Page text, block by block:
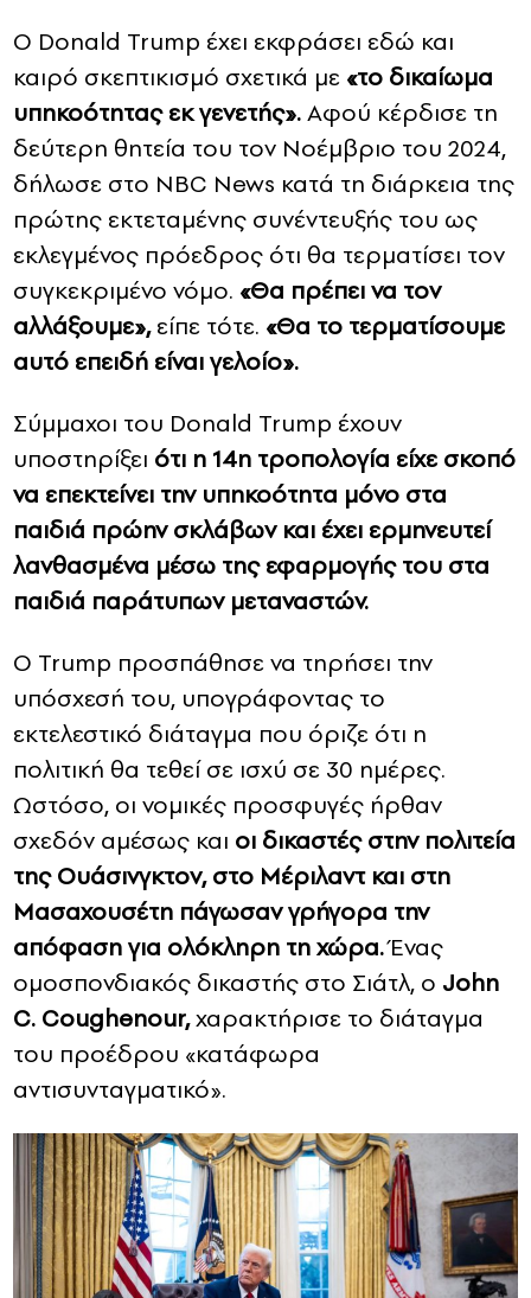
Ο Donald Trump έχει εκφράσει εδώ και
καιρό σκεπτικισμό σχετικά με «το δικαίωμα
υπηκοότητας εκ γενετής».Αφού κέρδισε τη
δεύτερη θητεία του τον Νοέμβριο του 2024,
δήλωσε στο NBC News κατά τη διάρκεια της
πρώτης εκτεταμένης συνέντευξής του ως
εκλεγμένος πρόεδρος ότι θα τερματίσει τον
συγκεκριμένο νόμο. «Θα πρέπει να τον
αλλάξουμε»,είπε τότε. «Θα το τερματίσουμε
αυτό επειδή είναι γελοίο».
Σύμμαχοι του Donald Trump έχουν
υποστηρίξει ότι η 14η τροπολογία είχε σκοπό
να επεκτείνει την υπηκοότητα μόνο στα
παιδιά πρώην σκλάβων και έχει ερμηνευτεί
λανθασμένα μέσω της εφαρμογής του στα
παιδιά παράτυπων μεταναστών.
Ο Trump προσπάθησε να τηρήσει την
υπόσχεσή του, υπογράφοντας το
εκτελεστικό διάταγμα που όριζε ότι η
πολιτική θα τεθεί σε ισχύ σε 30 ημέρες.
Ωστόσο, οι νομικές προσφυγές ήρθαν
σχεδόν αμέσως και οι δικαστές στην πολιτεία
της Ουάσινγκτον, στο Μέριλαντ και στη
Μασαχουσέτη πάγωσαν γρήγορα την
απόφαση για ολόκληρη τη χώρα.Ένας
ομοσπονδιακός δικαστής στο Σιάτλ, ο John
C. Coughenour,χαρακτήρισε το διάταγμα
του προέδρου «κατάφωρα
αντισυνταγματικό».